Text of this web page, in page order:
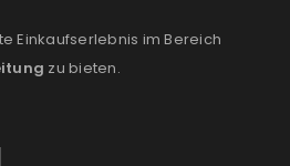
Einkaufserlebnis im Bereich
zu bieten.